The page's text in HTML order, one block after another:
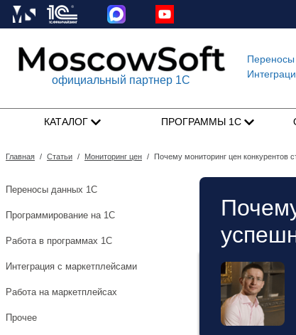
официальный партнер 1С
КАТАЛОГ ПРОГРАММЫ 1С
Главная / Статьи / Мониторинг цен / Почему мониторинг цен конкурентов
Переносы данных 1С
Программирование на 1С
Работа в программах 1С
Интеграция с маркетплейсами
Работа на маркетплейсах
Прочее